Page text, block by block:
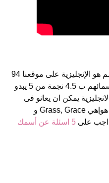
Graciela هو اسم فتاة. أصل الأسم هو الإنجليزية على موقعنا 94
الأشخاص بأسم Graciela (قدر اسمائهم ب 4.5 نجمة من 5 يبدو
يمكن ان يعانو فى
5 اسئلة عن أسمك